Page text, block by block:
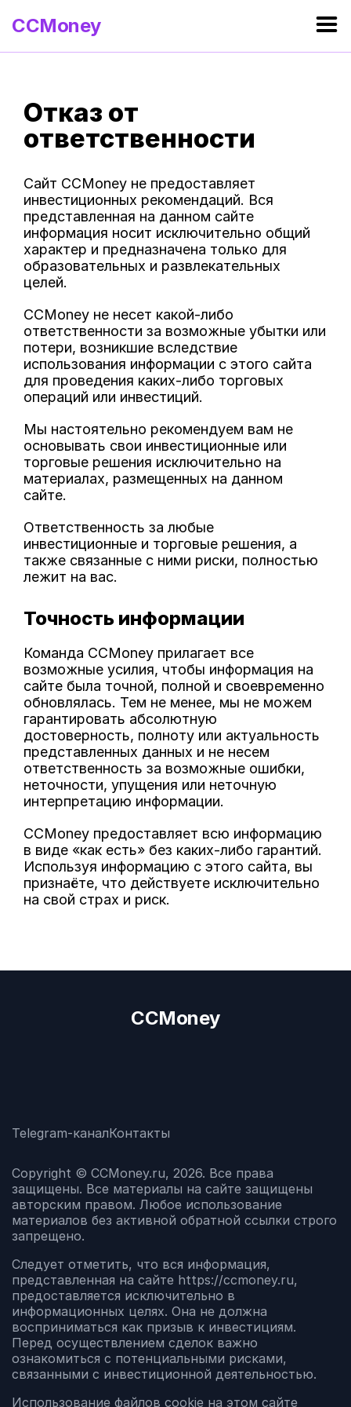
CCMoney
Отказ от
ответственности
Сайт CCMoney не предоставляет
инвестиционных рекомендаций. Вся
представленная на данном сайте
информация носит исключительно общий
характер и предназначена только для
образовательных и развлекательных
целей.
CCMoney не несет какой-либо
ответственности за возможные убытки или
потери, возникшие вследствие
использования информации с этого сайта
для проведения каких-либо торговых
операций или инвестиций.
Мы настоятельно рекомендуем вам не
основывать свои инвестиционные или
торговые решения исключительно на
материалах, размещенных на данном
сайте.
Ответственность за любые
инвестиционные и торговые решения, а
также связанные с ними риски, полностью
лежит на вас.
Точность информации
Команда CCMoney прилагает все
возможные усилия, чтобы информация на
сайте была точной, полной и своевременно
обновлялась. Тем не менее, мы не можем
гарантировать абсолютную
достоверность, полноту или актуальность
представленных данных и не несем
ответственность за возможные ошибки,
неточности, упущения или неточную
интерпретацию информации.
CCMoney предоставляет всю информацию
в виде «как есть» без каких-либо гарантий.
Используя информацию с этого сайта, вы
признаёте, что действуете исключительно
на свой страх и риск.
CCMoney
Telegram-каналКонтакты
Copyright © CCMoney.ru, 2026. Все права
защищены. Все материалы на сайте защищены
авторским правом. Любое использование
материалов без активной обратной ссылки строго
запрещено.
Следует отметить, что вся информация,
представленная на сайте https://ccmoney.ru,
предоставляется исключительно в
информационных целях. Она не должна
восприниматься как призыв к инвестициям.
Перед осуществлением сделок важно
ознакомиться с потенциальными рисками,
связанными с инвестиционной деятельностью.
Использование файлов cookie на этом сайте